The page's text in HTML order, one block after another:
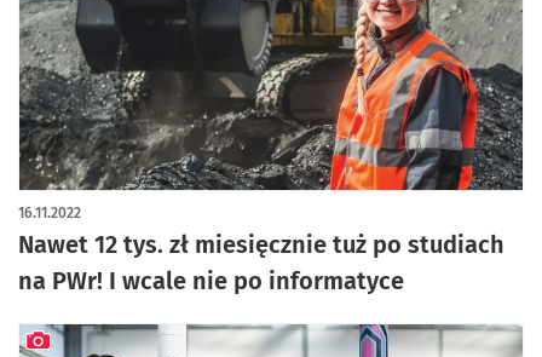
Nawet 12 tys. zł miesięcznie tuż po studiach
na PWr! I wcale nie po informatyce
16.11.2022